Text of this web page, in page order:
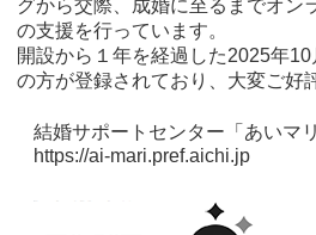
グから交際、成婚に至るまでオン
の支援を行っています。
開設から１年を経過した2025年
の方が登録されており、大変ご好
結婚サポートセンター「あいマ
https://ai-mari.pref.aichi.jp